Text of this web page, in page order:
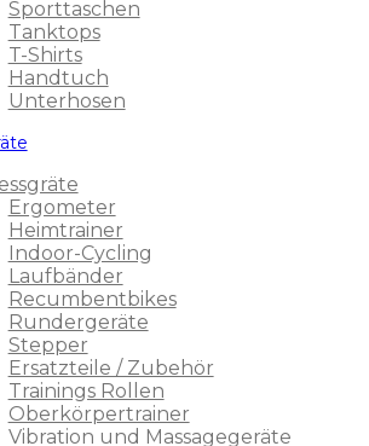
Sporttaschen
Tanktops
T-Shirts
Handtuch
Unterhosen
Ergometer
Heimtrainer
Indoor-Cycling
Laufbänder
Recumbentbikes
Rundergeräte
Stepper
Ersatzteile / Zubehör
Trainings Rollen
Oberkörpertrainer
Vibration und Massagegeräte